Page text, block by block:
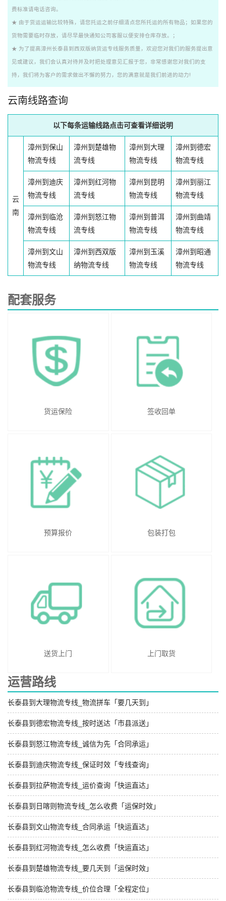
费标准请电话咨询。
★ 由于货运运输比较特殊，请您托运之前仔细清点您所托运的所有物品；如果您的
货物需要临时存放，请尽早最快通知公司客服以便安排仓库存放。；
★ 为了提高漳州长泰县到西双版纳货运专线服务质量，欢迎您对我们的服务提出意
见或建议，我们会认真对待并及时把处理意见汇报于您，非常感谢您对我们的支
持，我们将为客户的需求做出不懈的努力，您的满意就是我们前进的动力!
云南线路查询
以下每条运输线路点击可查看详细说明
云
南
漳州到保山
物流专线
漳州到楚雄物
流专线
漳州到大理
物流专线
漳州到德宏
物流专线
漳州到迪庆
物流专线
漳州到红河物
流专线
漳州到昆明
物流专线
漳州到丽江
物流专线
漳州到临沧
物流专线
漳州到怒江物
流专线
漳州到普洱
物流专线
漳州到曲靖
物流专线
漳州到文山
物流专线
漳州到西双版
纳物流专线
漳州到玉溪
物流专线
漳州到昭通
物流专线
配套服务
货运保险 签收回单
预算报价 包装打包
送货上门 上门取货
运营路线
长泰县到大理物流专线_物流拼车「要几天到」
长泰县到德宏物流专线_按时送达「市县派送」
长泰县到怒江物流专线_诚信为先「合同承运」
长泰县到迪庆物流专线_保证时效「专线查询」
长泰县到拉萨物流专线_运价查询「快运直达」
长泰县到日喀则物流专线_怎么收费「运保时效」
长泰县到文山物流专线_合同承运「快运直达」
长泰县到红河物流专线_怎么收费「快运直达」
长泰县到楚雄物流专线_要几天到「运保时效」
长泰县到临沧物流专线_价位合理「全程定位」